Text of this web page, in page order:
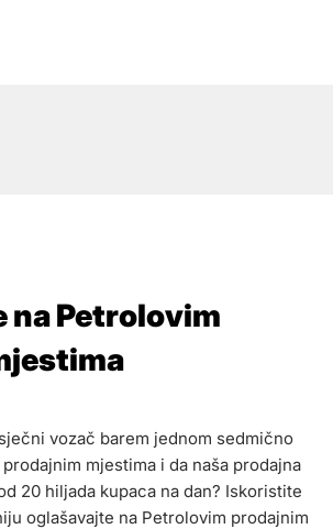
na Petrolovim
vozač barem jednom sedmično
mjestima i da naša prodajna
20 hiljada kupaca na dan? Iskoristite
oglašavajte na Petrolovim prodajnim